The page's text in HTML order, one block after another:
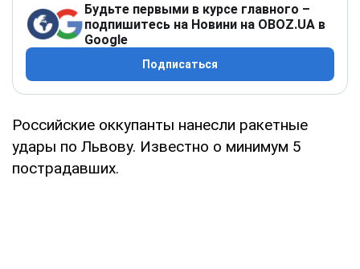
Будьте первыми в курсе главного –
подпишитесь на Новини на OBOZ.UA в
Google
Подписаться
Российские оккупанты нанесли ракетные
удары по Львову. Известно о минимум 5
пострадавших.